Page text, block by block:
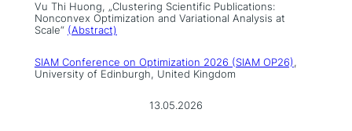
Vu Thi Huong, „Clustering Scientific Publications:
Nonconvex Optimization and Variational Analysis at
Scale“ (Abstract)
SIAM Conference on Optimization 2026 (SIAM OP26) ,
University of Edinburgh, United Kingdom
13.05.2026